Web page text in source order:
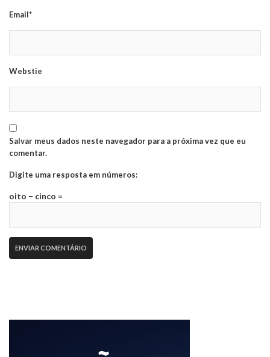
Email*
Webstie
Salvar meus dados neste navegador para a próxima vez que eu
comentar.
Digite uma resposta em números:
oito − cinco =